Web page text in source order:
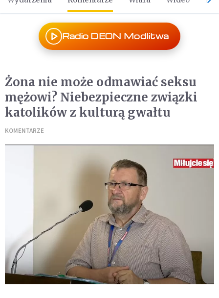
Radio DEON Modlitwa
Żona nie może odmawiać seksu
mężowi? Niebezpieczne związki
katolików z kulturą gwałtu
KOMENTARZE